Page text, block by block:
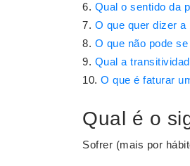
Qual o sentido da
O que quer dizer a
O que não pode
Qual a
O que é faturar
Qual é o
Sofrer (mais por